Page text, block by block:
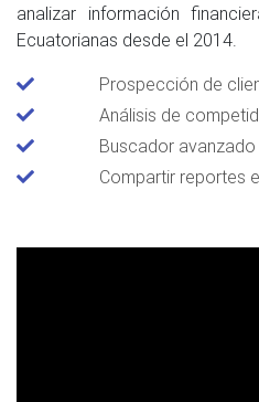
analizar información
Ecuatorianas desde el 2014.
Prospección de
Análisis de
Buscador
Compartir reportes